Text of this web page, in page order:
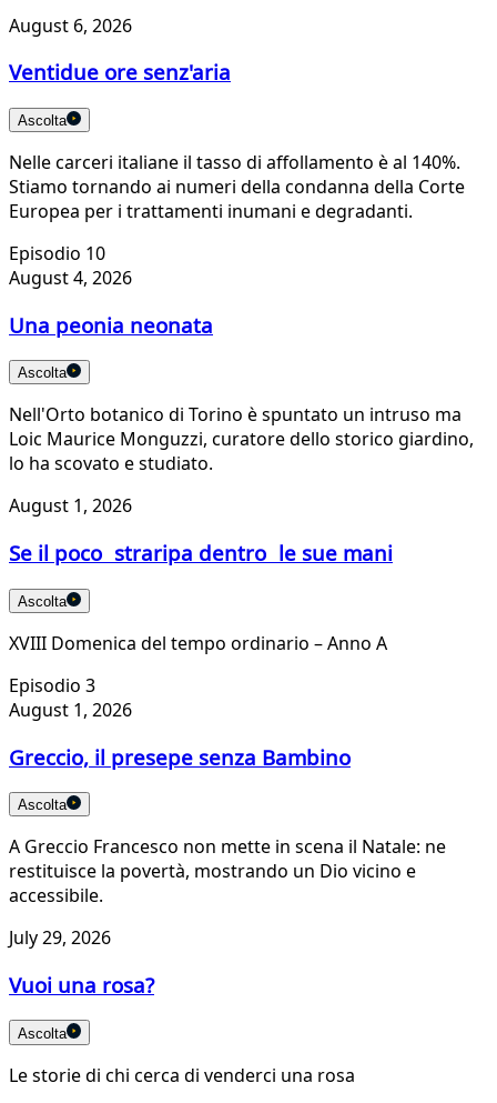
August 6, 2026
Ventidue ore senz'aria
Ascolta
Nelle carceri italiane il tasso di affollamento è al 140%.
Stiamo tornando ai numeri della condanna della Corte
Europea per i trattamenti inumani e degradanti.
Episodio 10
August 4, 2026
Una peonia neonata
Ascolta
Nell'Orto botanico di Torino è spuntato un intruso ma
Loic Maurice Monguzzi, curatore dello storico giardino,
lo ha scovato e studiato.
August 1, 2026
Se il poco straripa dentro le sue mani
Ascolta
XVIII Domenica del tempo ordinario – Anno A
Episodio 3
August 1, 2026
Greccio, il presepe senza Bambino
Ascolta
A Greccio Francesco non mette in scena il Natale: ne
restituisce la povertà, mostrando un Dio vicino e
accessibile.
July 29, 2026
Vuoi una rosa?
Ascolta
Le storie di chi cerca di venderci una rosa